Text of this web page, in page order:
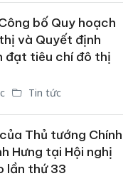
bố Quy hoạch
và Quyết định
đạt tiêu chí đô thị
Tin tức
Thủ tướng Chính
Hưng tại Hội nghị
lần thứ 33